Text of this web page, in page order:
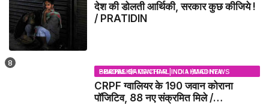
देश की डोलती आर्थिकी, सरकार कुछ कीजिये !
/ PRATIDIN
BHOPAL SAMACHAR | NO 1 HINDI NEWS PORTAL OF CENTRAL INDIA (MADHYA PRADESH)
CRPF ग्वालियर के 190 जवान कोराना
पॉजिटिव, 88 नए संक्रमित मिले /